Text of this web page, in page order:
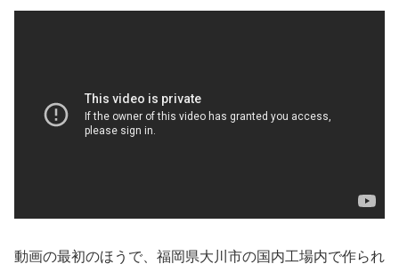
動画の最初のほうで、福岡県大川市の国内工場内で作られ